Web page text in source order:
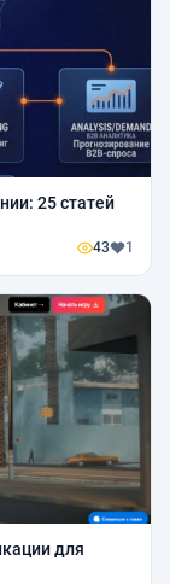
25 статей
43 1
для